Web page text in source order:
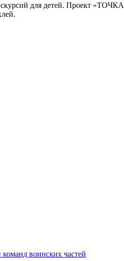
для детей. Проект
воинских частей